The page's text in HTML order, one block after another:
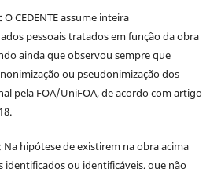
O CEDENTE assume inteira
pessoais tratados em função da obra
ainda que observou sempre que
ou pseudonimização dos
pela FOA/UniFOA, de acordo com artigo
Na hipótese de existirem na obra acima
identificados ou identificáveis, que não